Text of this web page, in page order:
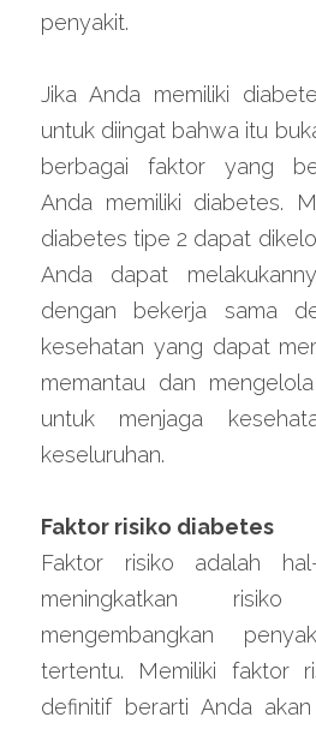
penyakit.
Jika Anda memiliki
untuk diingat bahwa itu
berbagai faktor yang
Anda memiliki diabetes.
diabetes tipe 2 dapat
Anda dapat
dengan bekerja sama
kesehatan yang dapat
memantau dan
untuk menjaga
keseluruhan.
Faktor risiko diabetes
Faktor risiko adalah
meningkatkan
mengembangkan
tertentu. Memiliki faktor
definitif berarti Anda